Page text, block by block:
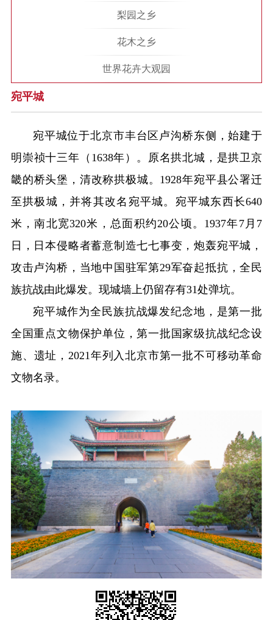
梨园之乡
花木之乡
世界花卉大观园
宛平城
宛平城位于北京市丰台区卢沟桥东侧，始建于
明崇祯十三年（1638年）。原名拱北城，是拱卫京
畿的桥头堡，清改称拱极城。1928年宛平县公署迁
至拱极城，并将其改名宛平城。宛平城东西长640
米，南北宽320米，总面积约20公顷。1937年7月7
日，日本侵略者蓄意制造七七事变，炮轰宛平城，
攻击卢沟桥，当地中国驻军第29军奋起抵抗，全民
族抗战由此爆发。现城墙上仍留存有31处弹坑。
宛平城作为全民族抗战爆发纪念地，是第一批
全国重点文物保护单位，第一批国家级抗战纪念设
施、遗址，2021年列入北京市第一批不可移动革命
文物名录。